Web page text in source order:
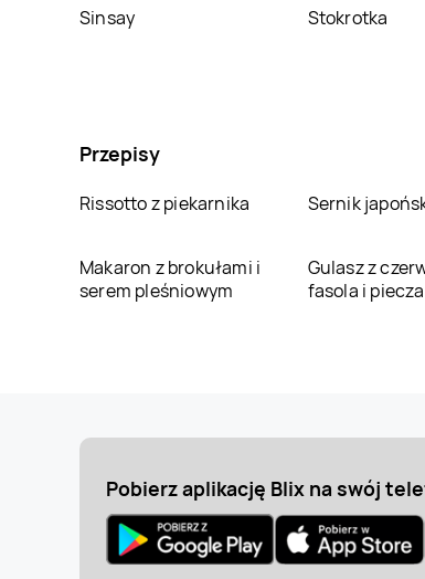
Sinsay Stokrotka
Przepisy
Rissotto z piekarnika Sernik
Makaron z brokułami i
serem pleśniowym
Gulasz z
fasola i
Pobierz aplikację Blix na swój